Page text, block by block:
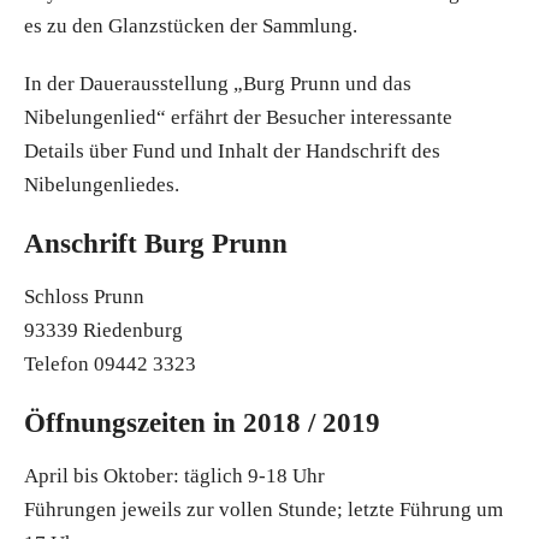
es zu den Glanzstücken der Sammlung.
In der Dauerausstellung „Burg Prunn und das
Nibelungenlied“ erfährt der Besucher interessante
Details über Fund und Inhalt der Handschrift des
Nibelungenliedes.
Anschrift Burg Prunn
Schloss Prunn
93339 Riedenburg
Telefon 09442 3323
Öffnungszeiten in 2018 / 2019
April bis Oktober: täglich 9-18 Uhr
Führungen jeweils zur vollen Stunde; letzte Führung um